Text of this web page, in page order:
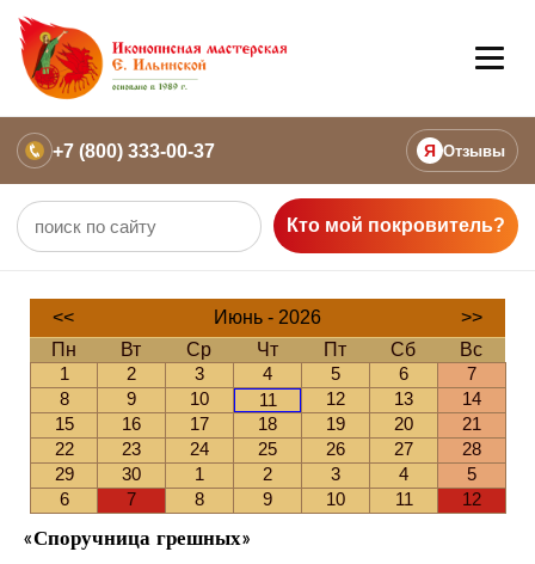
+7 (800) 333-00-37 Я Отзывы
Кто мой покровитель?
<< Июнь - 2026
>>
Пн
Вт Ср Чт Пт Сб
Вс
1
2 3 4 5 6
7
8
9 10 11 12 13
14
15
16 17 18 19 20
21
22
23 24 25 26 27
28
29
30 1 2 3 4
5
6
7 8 9 10 11 12
«Споручница грешных»